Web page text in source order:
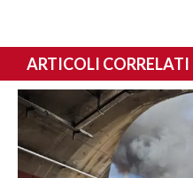
ARTICOLI CORRELATI